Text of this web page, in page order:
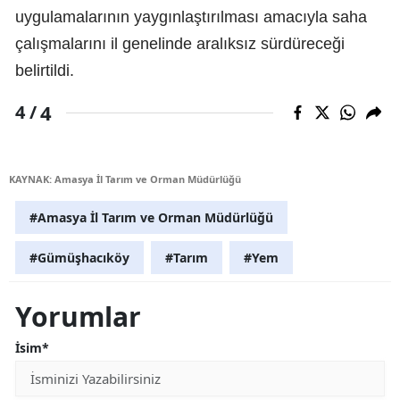
uygulamalarının yaygınlaştırılması amacıyla saha
çalışmalarını il genelinde aralıksız sürdüreceği
belirtildi.
4 /4
KAYNAK: Amasya İl Tarım ve Orman Müdürlüğü
#Amasya İl Tarım ve Orman Müdürlüğü
#Gümüşhacıköy #Tarım #Yem
Yorumlar
İsim*